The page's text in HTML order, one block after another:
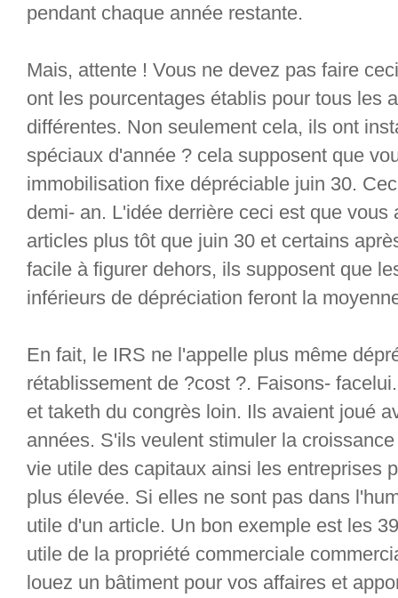
pendant chaque année restante.
Mais, attente ! Vous ne devez pas faire
ont les pourcentages établis pour tous les
différentes. Non seulement cela, ils ont
spéciaux d'année ? cela supposent que
immobilisation fixe dépréciable juin 30.
demi- an. L'idée derrière ceci est que
articles plus tôt que juin 30 et certains
facile à figurer dehors, ils supposent que
inférieurs de dépréciation feront la
En fait, le IRS ne l'appelle plus même
rétablissement de ?cost ?. Faisons-
et taketh du congrès loin. Ils avaient joué
années. S'ils veulent stimuler la
vie utile des capitaux ainsi les entreprises
plus élevée. Si elles ne sont pas dans
utile d'un article. Un bon exemple est les
utile de la propriété commerciale
louez un bâtiment pour vos affaires et